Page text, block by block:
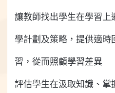
讓教師找出學生在學習上
學計劃及策略，提供適時
習，從而照顧學習差異
評估學生在汲取知識、掌